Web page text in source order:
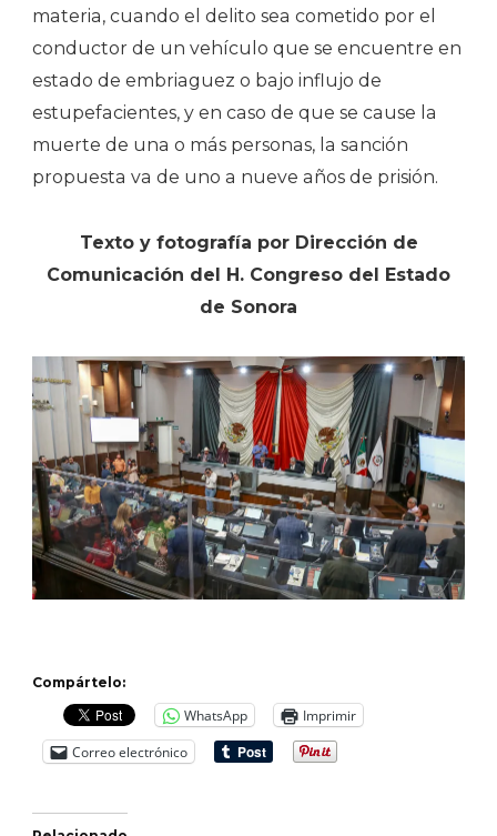
materia, cuando el delito sea cometido por el
conductor de un vehículo que se encuentre en
estado de embriaguez o bajo influjo de
estupefacientes, y en caso de que se cause la
muerte de una o más personas, la sanción
propuesta va de uno a nueve años de prisión.
Texto y fotografía por Dirección de
Comunicación del H. Congreso del Estado
de Sonora
Compártelo:
WhatsApp
Imprimir
Correo electrónico